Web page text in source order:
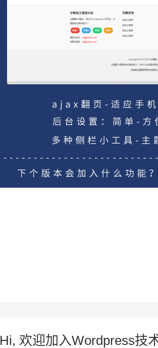
Hi, 欢迎加入Wordpress技